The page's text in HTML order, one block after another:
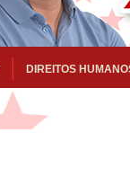
DIREITOS